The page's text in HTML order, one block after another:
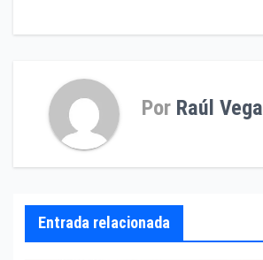
Por Raúl Vega
Entrada relacionada